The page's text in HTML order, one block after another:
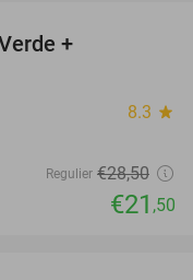
+
8.3 star
Regulier €28,50
€21 ,50